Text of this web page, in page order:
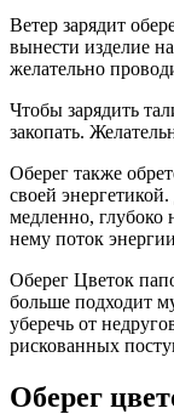
Ветер зарядит
вынести изделие
желательно
Чтобы зарядить
закопать.
Оберег также
своей
медленно, глубоко
нему поток
Оберег Цветок
больше подходит
уберечь от
рискованных
Оберег